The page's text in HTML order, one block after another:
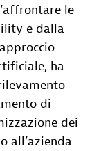
le
e dalla
ha
di
dei
all’azienda